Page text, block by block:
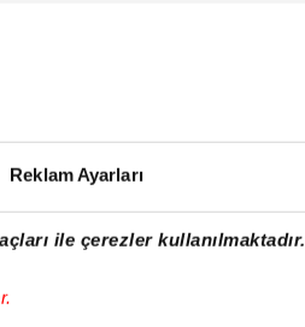
Reklam Ayarları
ile çerezler kullanılmaktadır.
başka